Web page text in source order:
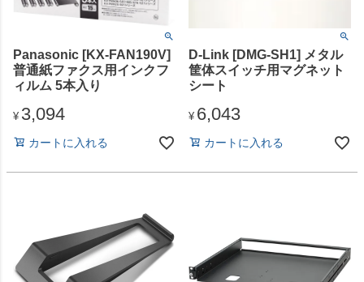
Panasonic [KX-FAN190V]
普通紙ファクス用インクフ
ィルム 5本入り
¥ 3,094
カートに入れる
D-Link [DMG-SH1] メタル
筐体スイッチ用マグネット
シート
¥ 6,043
カートに入れる